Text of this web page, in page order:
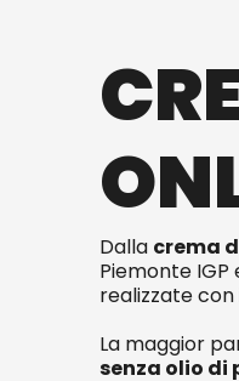
Dalla crema
Piemonte IGP
realizzate
La maggior
senza olio di